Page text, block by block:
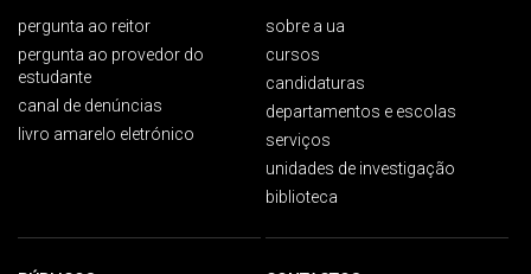
pergunta ao reitor
pergunta ao provedor do
estudante
canal de denúncias
livro amarelo eletrónico
sobre a ua
cursos
candidaturas
departamentos e escolas
serviços
unidades de investigação
biblioteca